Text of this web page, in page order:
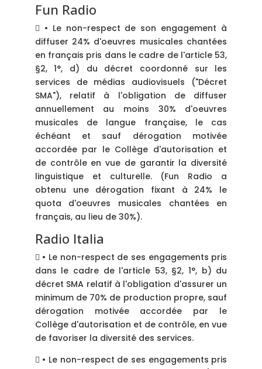
Fun Radio
 • Le non-respect de son engagement à
diffuser 24% d'oeuvres musicales chantées
en français pris dans le cadre de l'article 53,
§2, 1°, d) du décret coordonné sur les
services de médias audiovisuels ("Décret
SMA"), relatif à l'obligation de diffuser
annuellement au moins 30% d'oeuvres
musicales de langue française, le cas
échéant et sauf dérogation motivée
accordée par le Collège d'autorisation et
de contrôle en vue de garantir la diversité
linguistique et culturelle. (Fun Radio a
obtenu une dérogation fixant à 24% le
quota d'oeuvres musicales chantées en
français, au lieu de 30%).
Radio Italia
 • Le non-respect de ses engagements pris
dans le cadre de l'article 53, §2, 1°, b) du
décret SMA relatif à l'obligation d'assurer un
minimum de 70% de production propre, sauf
dérogation motivée accordée par le
Collège d'autorisation et de contrôle, en vue
de favoriser la diversité des services.
 • Le non-respect de ses engagements pris